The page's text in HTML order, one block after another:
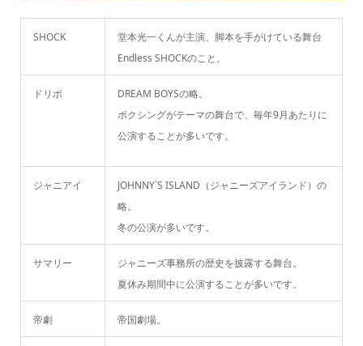
SHOCK
堂本光一くんが主演、脚本を手がけている舞台
Endless SHOCKのこと。
ドリボ
DREAM BOYSの略。
ボクシングがテーマの舞台で、毎年9月あたりに
公演することが多いです。
ジャニアイ
JOHNNY`S ISLAND（ジャニーズアイランド）の
略。
冬の公演が多いです。
サマリー
ジャニーズ事務所の歴史を披露する舞台。
夏休み期間中に公演することが多いです。
帝劇 帝国劇場。